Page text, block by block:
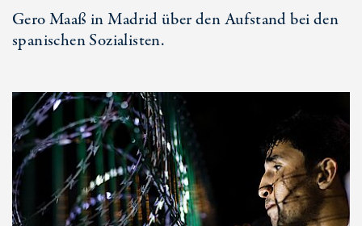
Gero Maaß in Madrid über den Aufstand bei den
spanischen Sozialisten.